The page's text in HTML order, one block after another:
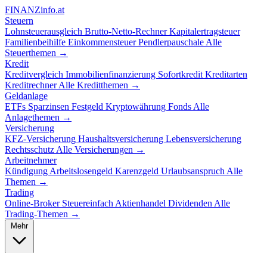
FINANZinfo.at
Steuern
Lohnsteuerausgleich Brutto-Netto-RechnerKapitalertragsteuer
Familienbeihilfe EinkommensteuerPendlerpauschale Alle
Steuerthemen →
Kredit
Kreditvergleich Immobilienfinanzierung Sofortkredit Kreditarten
KreditrechnerAlle Kreditthemen →
Geldanlage
ETFs Sparzinsen Festgeld Kryptowährung Fonds Alle
Anlagethemen →
Versicherung
KFZ-Versicherung Haushaltsversicherung Lebensversicherung
Rechtsschutz Alle Versicherungen →
Arbeitnehmer
Kündigung Arbeitslosengeld Karenzgeld Urlaubsanspruch Alle
Themen →
Trading
Online-Broker Steuereinfach Aktienhandel Dividenden Alle
Trading-Themen →
Mehr